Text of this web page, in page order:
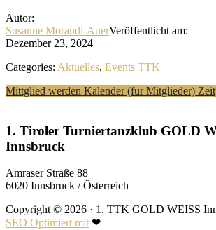
Autor:
Susanne Morandi-AuerVeröffentlicht am:
Dezember 23, 2024
Categories: Aktuelles, Events TTK
Explore
Mittglied werden Kalender (für Mitglieder)
Footer
1. Tiroler Turniertanzklub GOLD
Innsbruck
Amraser Straße 88
6020 Innsbruck / Österreich
Copyright © 2026 · 1. TTK GOLD WEISS
SEO Optimiert mit❤